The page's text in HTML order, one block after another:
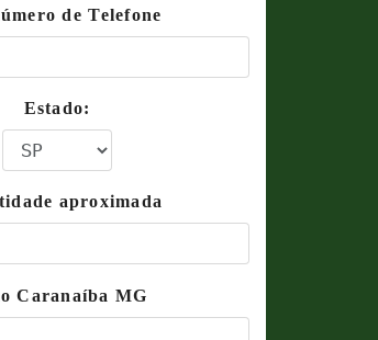
de Telefone
Estado:
aproximada
Caranaíba MG